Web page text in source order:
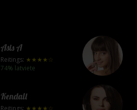
Asis A
Reitings: ★★★★☆
74% latviete
Kendall
Reitings: ★★★★☆